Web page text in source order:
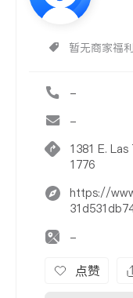
暂无商家福利
-
-
1381 E.
1776
https://
-
点赞